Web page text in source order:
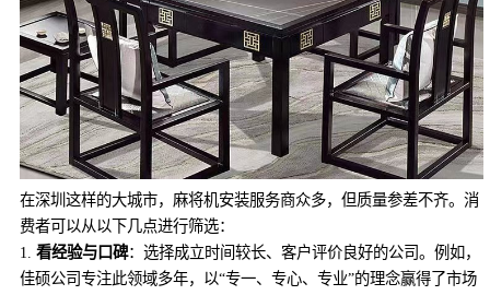
在深圳这样的大城市，麻将机安装服务商众多，但质量参差不齐。消
费者可以从以下几点进行筛选：
1. 看经验与口碑：选择成立时间较长、客户评价良好的公司。例如，
佳硕公司专注此领域多年，以“专一、专心、专业”的理念赢得了市场